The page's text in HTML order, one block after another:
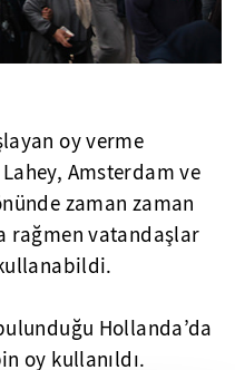
oy verme
Amsterdam ve
zaman zaman
rağmen vatandaşlar
Hollanda’da
oy kullanıldı.